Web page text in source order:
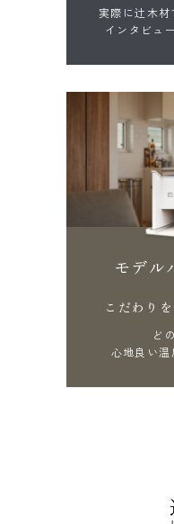
実際に辻木材
インタビュ
モデル
こだわり
ど
心地良い温